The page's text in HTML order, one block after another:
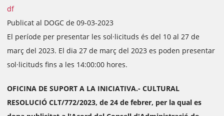
df
Publicat al DOGC de 09-03-2023
El període per presentar les sol·licituds és del 10 al 27 de
març del 2023. El dia 27 de març del 2023 es poden presentar
sol·licituds fins a les 14:00:00 hores.
OFICINA DE SUPORT A LA INICIATIVA.- CULTURAL
RESOLUCIÓ CLT/772/2023, de 24 de febrer, per la qual es